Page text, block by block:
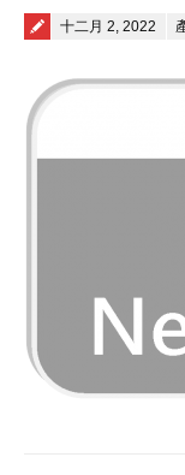
Posted on
十二月 2, 2022